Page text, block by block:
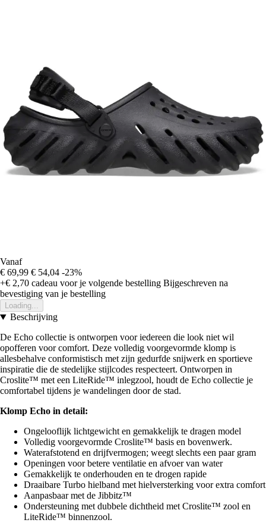
Vanaf
€ 69,99 € 54,04 -23%
+€ 2,70 cadeau voor je volgende bestelling Bijgeschreven na
bevestiging van je bestelling
Loading...
Beschrijving
De Echo collectie is ontworpen voor iedereen die look niet wil
opofferen voor comfort. Deze volledig voorgevormde klomp is
allesbehalve conformistisch met zijn gedurfde snijwerk en sportieve
inspiratie die de stedelijke stijlcodes respecteert. Ontworpen in
Croslite™ met een LiteRide™ inlegzool, houdt de Echo collectie je
comfortabel tijdens je wandelingen door de stad.
Klomp Echo in detail:
Ongelooflijk lichtgewicht en gemakkelijk te dragen model
Volledig voorgevormde Croslite™ basis en bovenwerk.
Waterafstotend en drijfvermogen; weegt slechts een paar gram
Openingen voor betere ventilatie en afvoer van water
Gemakkelijk te onderhouden en te drogen rapide
Draaibare Turbo hielband met hielversterking voor extra comfort
Aanpasbaar met de Jibbitz™
Ondersteuning met dubbele dichtheid met Croslite™ zool en
LiteRide™ binnenzool.